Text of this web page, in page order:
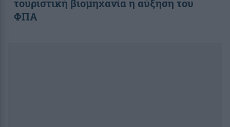
τουριστική βιομηχανία η αύξηση του
ΦΠΑ